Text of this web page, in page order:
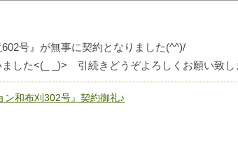
602号』が無事に契約となりました(^^)/
ました<(_ _)> 引続きどうぞよろしくお願い致
ン和布刈302号』契約御礼♪